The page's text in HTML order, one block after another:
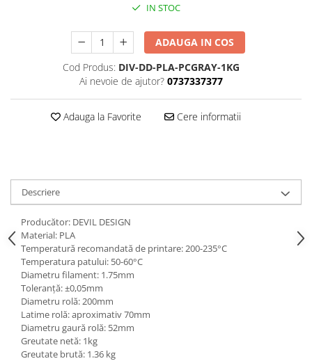
IN STOC
ADAUGA IN COS
Cod Produs: DIV-DD-PLA-PCGRAY-1KG
Ai nevoie de ajutor? 0737337377
Adauga la Favorite Cere informatii
Descriere
Producător: DEVIL DESIGN
Material: PLA
Temperatură recomandată de printare: 200-235°C
Temperatura patului: 50-60°C
Diametru filament: 1.75mm
Toleranță: ±0,05mm
Diametru rolă: 200mm
Latime rolă: aproximativ 70mm
Diametru gaură rolă: 52mm
Greutate netă: 1kg
Greutate brută: 1.36 kg